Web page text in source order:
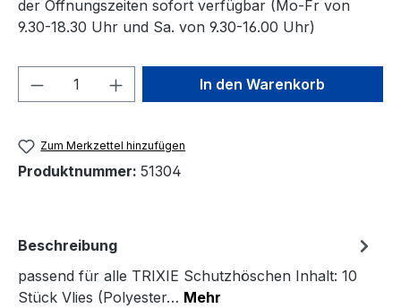
der Öffnungszeiten sofort verfügbar (Mo-Fr von
9.30-18.30 Uhr und Sa. von 9.30-16.00 Uhr)
Produkt Anzahl: Gib denIn den Warenkorb
Zum Merkzettel hinzufügen
Produktnummer: 51304
Beschreibung
passend für alle TRIXIE Schutzhöschen Inhalt: 10
Stück Vlies (Polyester… Mehr